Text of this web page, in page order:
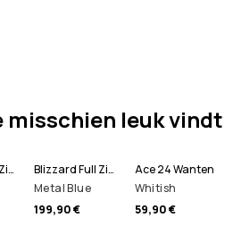
misschien leuk vindt
Blizzard Full Zip Snowboard jas Heren
Blizzard Full Zip Ski jas Heren
Metal Blue
199,90 €
Ace 24 Wanten
Whitish
59,90 €